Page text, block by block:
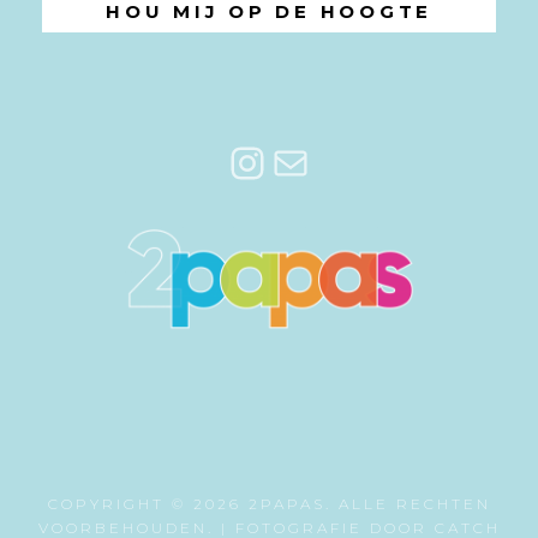
Instagram
E-mail
COPYRIGHT © 2026 2PAPAS
. ALLE RECHTEN
VOORBEHOUDEN. | FOTOGRAFIE DOOR CATCH